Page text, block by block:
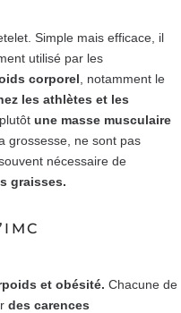
Simple mais efficace, il
utilisé par les
corporel , notamment le
les athlètes et les
une masse musculaire
grossesse, ne sont pas
nécessaire de
graisses.
et obésité. Chacune de
des carences